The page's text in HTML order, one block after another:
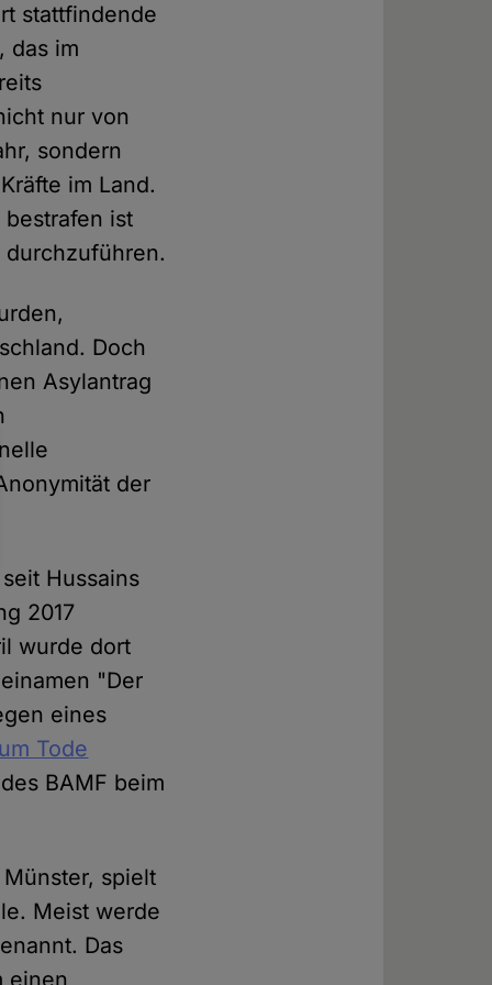
stattfindende
das im
nur von
sondern
im Land.
bestrafen ist
Doch
Asylantrag
der
Hussains
2017
wurde dort
"Der
eines
Tode
BAMF beim
spielt
Meist werde
Das